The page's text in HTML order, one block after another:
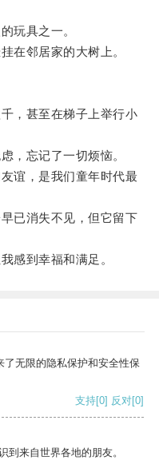
玩具之一。
邻居家的大树上。
，甚至在梯子上举行小
忘记了一切烦恼。
谊，是我们童年时代最
已消失不见，但它留下
到幸福和满足。
无限的隐私保护和安全性保
支持[0] 反对[0]
到来自世界各地的朋友。